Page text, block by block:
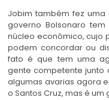
Jobim também fez uma
governo Bolsonaro
núcleo econômico, cujo
podem concordar ou
fato é que tem uma
gente competente junto
algumas avarias agora
o Santos Cruz, mas é